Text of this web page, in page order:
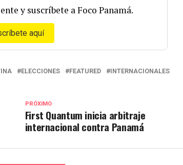
y suscríbete a Foco Panamá.
aquí
ELECCIONES FEATURED
INTERNACIONALES
PRÓXIMO
First Quantum inicia arbitraje
internacional contra Panamá